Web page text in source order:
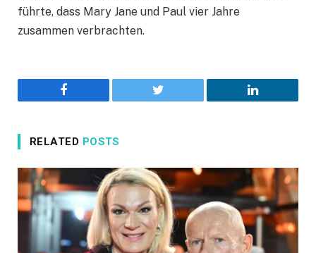
führte, dass Mary Jane und Paul vier Jahre
zusammen verbrachten.
Facebook Twitter LinkedIn
RELATED POSTS